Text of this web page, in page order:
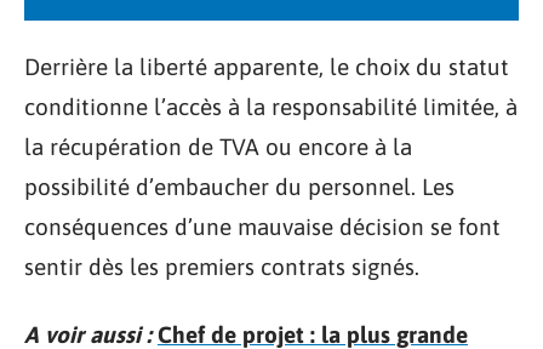
Derrière la liberté apparente, le choix du statut
conditionne l’accès à la responsabilité limitée, à
la récupération de TVA ou encore à la
possibilité d’embaucher du personnel. Les
conséquences d’une mauvaise décision se font
sentir dès les premiers contrats signés.
A voir aussi : Chef de projet : la plus grande